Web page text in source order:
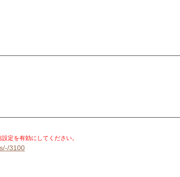
定を有効にしてください。
3100